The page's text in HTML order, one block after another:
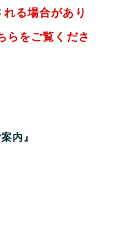
る場合があり
らをご覧くださ
内』